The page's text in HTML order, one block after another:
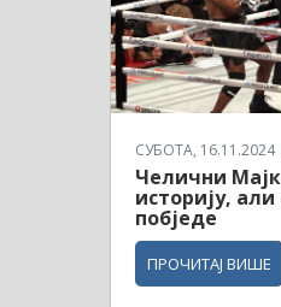
СУБОТА, 16.11.2024
Челични
историју,
побједе
ПРОЧИТАЈ ВИШЕ